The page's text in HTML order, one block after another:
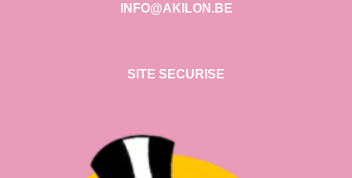
INFO@AKILON.BE
SITE SECURISE